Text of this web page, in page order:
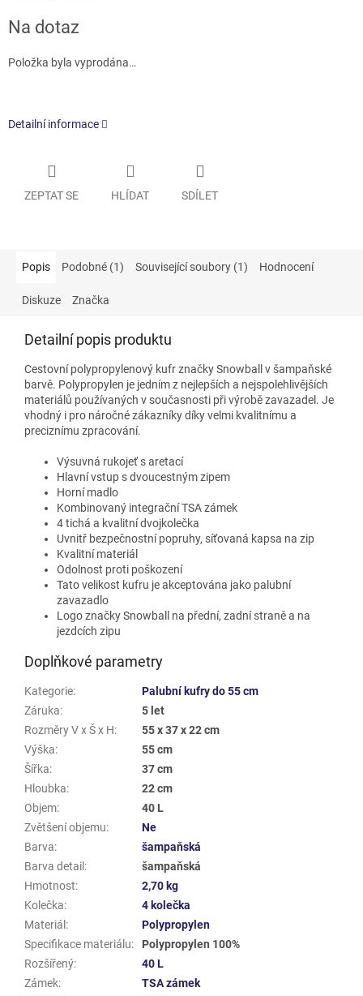
cena:
Na dotaz
Položka byla vyprodána…
Detailní informace
ZEPTAT SE HLÍDAT SDÍLET
Popis Podobné (1) Související soubory (1) Hodnocení
Diskuze Značka
Detailní popis produktu
Cestovní polypropylenový kufrznačky Snowball v šampaňské
barvě. Polypropylen je jedním z nejlepších a nejspolehlivějších
materiálů používaných v současnosti při výrobě zavazadel. Je
vhodný i pro náročné zákazníky díky velmi kvalitnímu a
preciznímu zpracování.
Výsuvná rukojeť s aretací
Hlavní vstup s dvoucestným zipem
Horní madlo
Kombinovaný integrační TSA zámek
4 tichá a kvalitní dvojkolečka
Uvnitř bezpečnostní popruhy, síťovaná kapsa na zip
Kvalitní materiál
Odolnost proti poškození
Tato velikost kufru je akceptována jako palubní
zavazadlo
Logo značky Snowball na přední, zadní straně a na
jezdcích zipu
Doplňkové parametry
Kategorie:
Palubní kufry do 55 cm
Záruka:
5 let
Rozměry V x Š x H:
55 x 37 x 22 cm
Výška:
55 cm
Šířka:
37 cm
Hloubka:
22 cm
Objem:
40 L
Zvětšení objemu:
Ne
Barva:
šampaňská
Barva detail :
šampaňská
Hmotnost:
2,70 kg
Kolečka:
4 kolečka
Materiál :
Polypropylen
Specifikace materiálu:
Polypropylen 100%
Rozšířený:
40 L
Zámek:
TSA zámek